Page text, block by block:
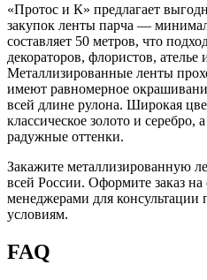
«Протос и К» предлагает
закупок ленты парча —
составляет 50 метров, что
декораторов, флористов, ателье
Металлизированные ленты
имеют равномерное
всей длине рулона. Широкая
классическое золото и
радужные оттенки.
Закажите металлизированную
всей России. Оформите заказ на
менеджерами для
условиям.
FAQ